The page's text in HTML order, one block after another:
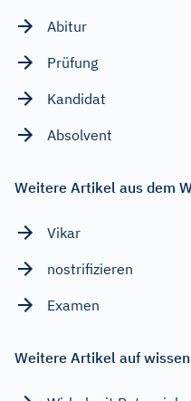
Abitur
Prüfung
Kandidat
Absolvent
Weitere Artikel aus dem
Vikar
nostrifizieren
Examen
Weitere Artikel auf